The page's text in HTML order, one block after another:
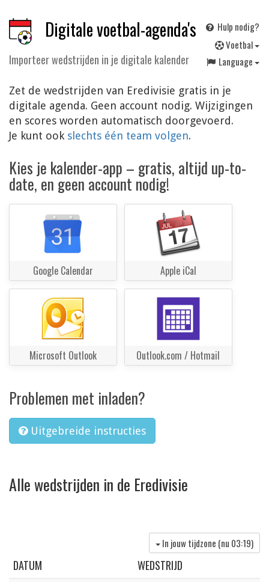
Digitale voetbal-agenda's
Importeer wedstrijden in je digitale kalender
Hulp nodig?
Voetbal
Language
Zet de wedstrijden van Eredivisie gratis in je
digitale agenda. Geen account nodig. Wijzigingen
en scores worden automatisch doorgevoerd.
Je kunt ook slechts één team volgen.
Kies je kalender-app – gratis, altijd up-to-
date, en geen account nodig!
Google Calendar Apple iCal
Microsoft Outlook Outlook.com / Hotmail
Problemen met inladen?
Uitgebreide instructies
Alle wedstrijden in de Eredivisie
In jouw tijdzone (nu 03:19)
DATUM WEDSTRIJD